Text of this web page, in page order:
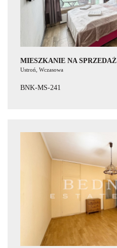
MIESZKANIE NA SPRZEDAŻ
Ustroń, Wczasowa
BNK-MS-241